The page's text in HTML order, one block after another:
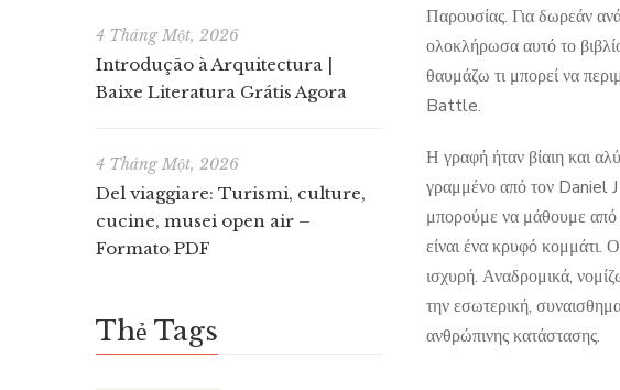
Παρουσίας. Για δωρεάν
ολοκλήρωσα αυτό το
θαυμάζω τι μπορεί να
Battle.
Η γραφή ήταν βίαιη και
γραμμένο από τον Daniel J
μπορούμε να μάθουμε από
είναι ένα κρυφό κομμάτι.
ισχυρή. Αναδρομικά,
την εσωτερική,
ανθρώπινης κατάστασης.
4 Tháng Một, 2026
Introdução à Arquitectura |
Baixe Literatura Grátis Agora
4 Tháng Một, 2026
Del viaggiare: Turismi, culture,
cucine, musei open air –
Formato PDF
Thẻ Tags